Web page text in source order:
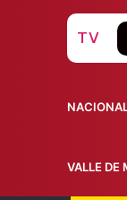
TV
VALLE DE